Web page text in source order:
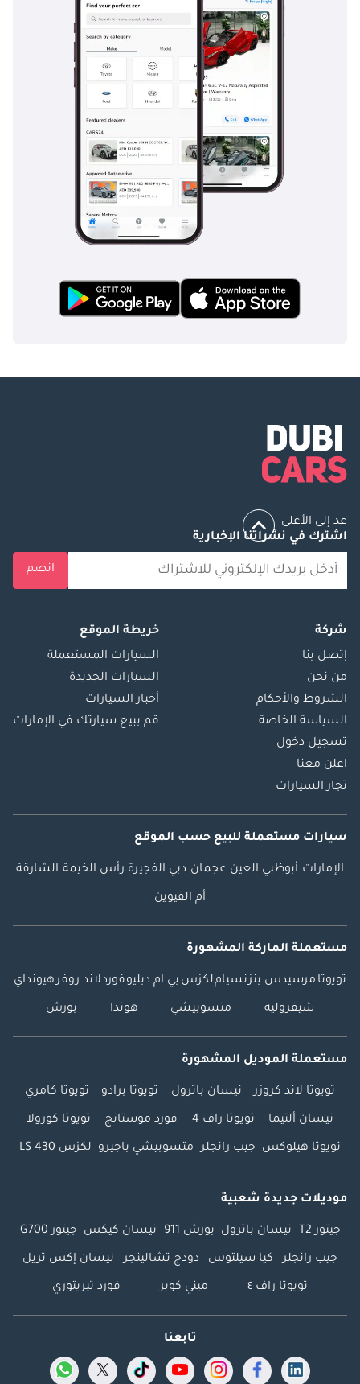
عد إلى الأعلى
اشترك في نشراتنا الإخبارية
انضم
شركة
إتصل بنا
من نحن
الشروط والأحكام
السياسة الخاصة
تسجيل دخول
اعلن معنا
تجار السيارات
خريطة الموقع
السيارات المستعملة
السيارات الجديدة
أخبار السيارات
قم ببيع سيارتك في الإمارات
سيارات مستعملة للبيع حسب الموقع
الإمارات أبوظبي العين عجمان دبي الفجيرة رأس الخيمة الشارقة
أم القيوين
مستعملة الماركة المشهورة
تويوتا مرسيدس بنزنسياملكزس بي ام دبليوفوردلاند روفرهيونداي
شيفروليه متسوبيشي هوندا بورش
مستعملة الموديل المشهورة
تويوتا لاند كروزر نيسان باترول تويوتا برادو تويوتا كامري
نيسان ألتيما تويوتا راف 4 فورد موستانج تويوتا كورولا
تويوتا هيلوكس جيب رانجلر متسوبيشي باجيرو لكزس LS 430
موديلات جديدة شعبية
جيتور T2 نيسان باترول بورش 911 نيسان كيكس جيتور G700
جيب رانجلر كيا سيلتوس دودج تشالينجر نيسان إكس تريل
تويوتا راف ٤ ميني كوبر فورد تيريتوري
تابعنا